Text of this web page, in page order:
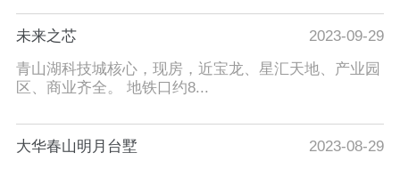
未来之芯
2023-09-29
青山湖科技城核心，现房，近宝龙、星汇天地、产业园
区、商业齐全。 地铁口约8...
大华春山明月台墅
2023-08-29